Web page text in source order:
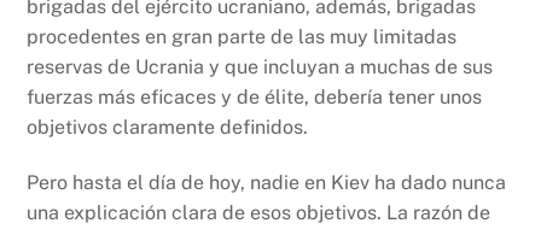
brigadas del ejército ucraniano, además, brigadas
procedentes en gran parte de las muy limitadas
reservas de Ucrania y que incluyan a muchas de sus
fuerzas más eficaces y de élite, debería tener unos
objetivos claramente definidos.
Pero hasta el día de hoy, nadie en Kiev ha dado nunca
una explicación clara de esos objetivos. La razón de